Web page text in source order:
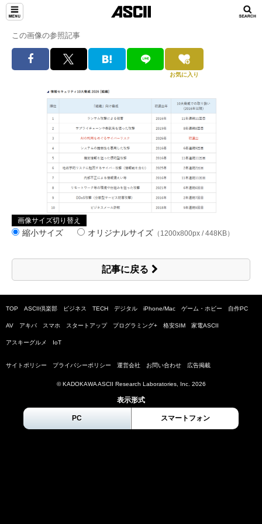
この画像の参照記事
お気に入り
画像サイズ切り替え
縮小サイズ オリジナルサイズ （1200x800px / 448KB）
記事に戻る
TOP ASCII倶楽部 ビジネス TECH デジタル iPhone/Mac ゲーム・ホビー 自作PC
AV アキバ スマホ スタートアップ プログラミング+ 格安SIM 家電ASCII
アスキーグルメ IoT
サイトポリシー プライバシーポリシー 運営会社 お問い合わせ 広告掲載
© KADOKAWA ASCII Research Laboratories, Inc. 2026
表示形式
PC スマートフォン